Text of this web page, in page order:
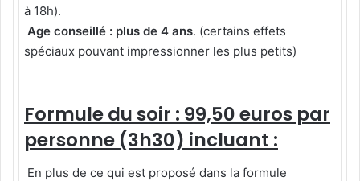
à 18h).
Age conseillé : plus de 4 ans. (certains effets
spéciaux pouvant impressionner les plus petits)
Formule du soir : 99,50 euros par
personne (3h30) incluant :
En plus de ce qui est proposé dans la formule